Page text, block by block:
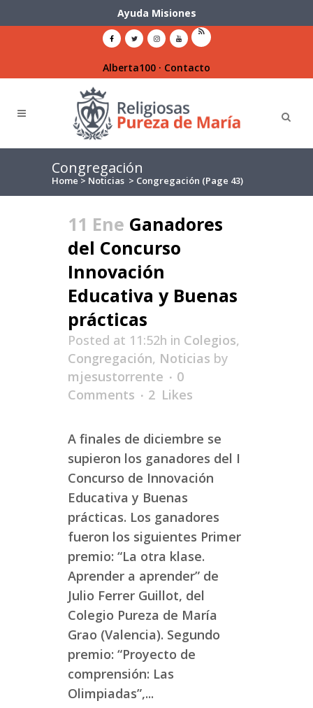
Ayuda Misiones
Alberta100 · Contacto
Congregación
Home> Noticias > Congregación (Page 43)
11 Ene Ganadores
del Concurso
Innovación
Educativa y Buenas
prácticas
Posted at 11:52h in Colegios,
Congregación, Noticias by
mjesustorrente
0
Comments
2 Likes
A finales de diciembre se
supieron los ganadores del I
Concurso de Innovación
Educativa y Buenas
prácticas. Los ganadores
fueron los siguientes Primer
premio: “La otra klase.
Aprender a aprender” de
Julio Ferrer Guillot, del
Colegio Pureza de María
Grao (Valencia). Segundo
premio: “Proyecto de
comprensión: Las
Olimpiadas”,...